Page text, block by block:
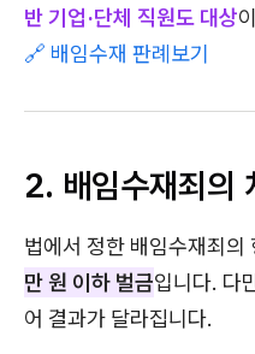
반 기업·단체 직원도 대상
🔗 배임수재 판례보기
2. 배임수재죄의
법에서 정한 배임수재죄의
만 원 이하 벌금입니다. 다
어 결과가 달라집니다.